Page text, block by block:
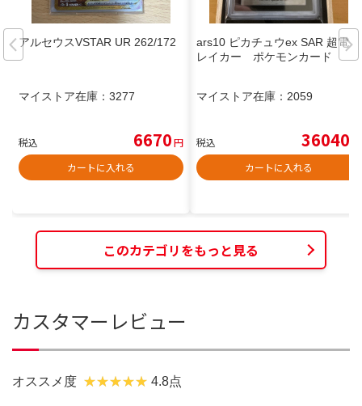
アルセウスVSTAR UR 262/172
マイストア在庫： 3277
税込 6670円
カートに入れる
ars10 ピカチュウex SAR 超電ブ
レイカー ポケモンカード
マイストア在庫： 2059
税込 36040
カートに入れる
このカテゴリをもっと見る
カスタマーレビュー
オススメ度 4.8点